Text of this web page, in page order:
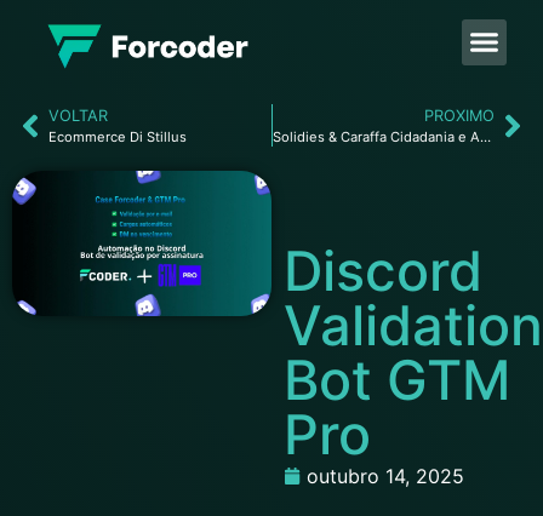
VOLTAR
Ecommerce Di Stillus
PROXIMO
Solidies & Caraffa Cidadania e Assessoria Internacional
Discord
Validation
Bot GTM
Pro
outubro 14, 2025